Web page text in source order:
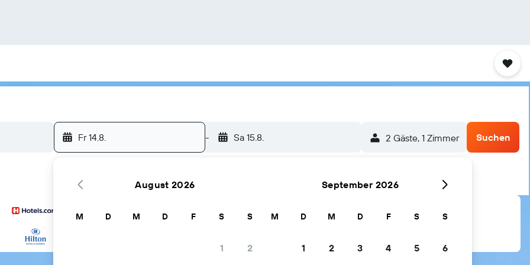
Fr 14.8. - Sa 15.8. 2 Gäste, 1 Zimmer Suchen
August 2026
M D M D F S S
1 2
September 2026
M D M D F S S
1 2 3 4 5 6